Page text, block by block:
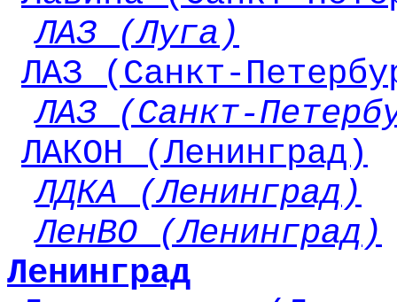
ЛАЗ (Луга)
ЛАЗ (Санкт-
ЛАЗ (Санкт-
ЛАКОН (Ленинград)
ЛДКА (Ленинград)
ЛенВО (Ленинград)
Ленинград